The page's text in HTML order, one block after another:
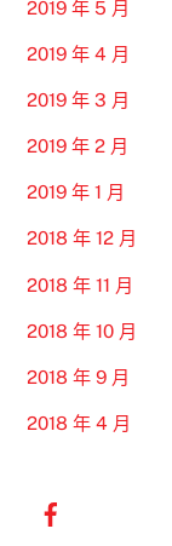
2019 年 5 月
2019 年 4 月
2019 年 3 月
2019 年 2 月
2019 年 1 月
2018 年 12 月
2018 年 11 月
2018 年 10 月
2018 年 9 月
2018 年 4 月